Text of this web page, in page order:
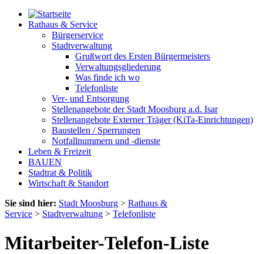
Rathaus & Service
Bürgerservice
Stadtverwaltung
Grußwort des Ersten Bürgermeisters
Verwaltungsgliederung
Was finde ich wo
Telefonliste
Ver- und Entsorgung
Stellenangebote der Stadt Moosburg a.d. Isar
Stellenangebote Externer Träger (KiTa-Einrichtungen)
Baustellen / Sperrungen
Notfallnummern und -dienste
Leben & Freizeit
BAUEN
Stadtrat & Politik
Wirtschaft & Standort
Sie sind hier: Stadt Moosburg > Rathaus &
Service > Stadtverwaltung > Telefonliste
Mitarbeiter-Telefon-Liste